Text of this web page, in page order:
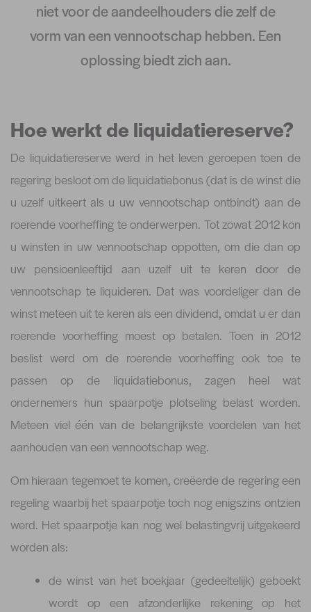
niet voor de aandeelhouders die zelf de
vorm van een vennootschap hebben. Een
oplossing biedt zich aan.
Hoe werkt de liquidatiereserve?
De liquidatiereserve werd in het leven geroepen toen de
regering besloot om de liquidatiebonus (dat is de winst die
u uzelf uitkeert als u uw vennootschap ontbindt) aan de
roerende voorheffing te onderwerpen. Tot zowat 2012 kon
u winsten in uw vennootschap oppotten, om die dan op
uw pensioenleeftijd aan uzelf uit te keren door de
vennootschap te liquideren. Dat was voordeliger dan de
winst meteen uit te keren als een dividend, omdat u er dan
roerende voorheffing moest op betalen. Toen in 2012
beslist werd om de roerende voorheffing ook toe te
passen op de liquidatiebonus, zagen heel wat
ondernemers hun spaarpotje plotseling belast worden.
Meteen viel één van de belangrijkste voordelen van het
aanhouden van een vennootschap weg.
Om hieraan tegemoet te komen, creëerde de regering een
regeling waarbij het spaarpotje toch nog enigszins ontzien
werd. Het spaarpotje kan nog wel belastingvrij uitgekeerd
worden als:
de winst van het boekjaar (gedeeltelijk) geboekt
wordt op een afzonderlijke rekening op het